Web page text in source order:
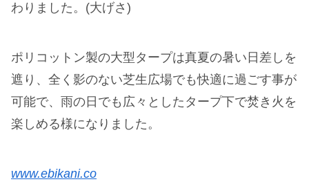
わりました。(大げさ)
ポリコットン製の大型タープは真夏の暑い日差しを
遮り、全く影のない芝生広場でも快適に過ごす事が
可能で、雨の日でも広々としたタープ下で焚き火を
楽しめる様になりました。
www.ebikani.co